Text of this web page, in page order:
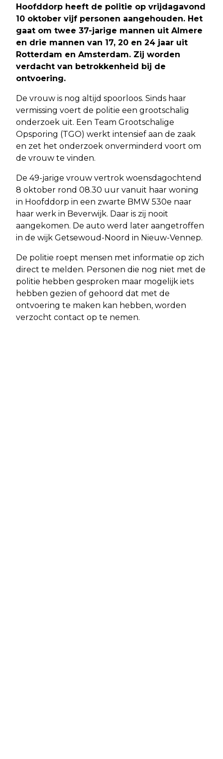
Hoofddorp heeft de politie op vrijdagavond
10 oktober vijf personen aangehouden. Het
gaat om twee 37-jarige mannen uit Almere
en drie mannen van 17, 20 en 24 jaar uit
Rotterdam en Amsterdam. Zij worden
verdacht van betrokkenheid bij de
ontvoering.
De vrouw is nog altijd spoorloos. Sinds haar
vermissing voert de politie een grootschalig
onderzoek uit. Een Team Grootschalige
Opsporing (TGO) werkt intensief aan de zaak
en zet het onderzoek onverminderd voort om
de vrouw te vinden.
De 49-jarige vrouw vertrok woensdagochtend
8 oktober rond 08.30 uur vanuit haar woning
in Hoofddorp in een zwarte BMW 530e naar
haar werk in Beverwijk. Daar is zij nooit
aangekomen. De auto werd later aangetroffen
in de wijk Getsewoud-Noord in Nieuw-Vennep.
De politie roept mensen met informatie op zich
direct te melden. Personen die nog niet met de
politie hebben gesproken maar mogelijk iets
hebben gezien of gehoord dat met de
ontvoering te maken kan hebben, worden
verzocht contact op te nemen.